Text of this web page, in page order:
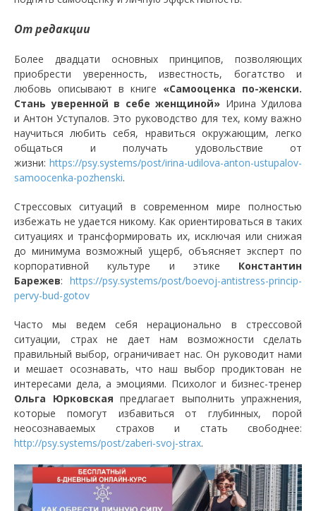
От редакции
Более двадцати основных принципов, позволяющих
приобрести уверенность, известность, богатство и
любовь описывают в книге «Самооценка по-женски.
Стань уверенной в себе женщиной» Ирина Удилова
и Антон Уступалов. Это руководство для тех, кому важно
научиться любить себя, нравиться окружающим, легко
общаться и получать удовольствие от
жизни: https://psy.systems/post/irina-udilova-anton-ustupalov-
samoocenka-pozhenski.
Стрессовых ситуаций в современном мире полностью
избежать не удается никому. Как ориентироваться в таких
ситуациях и трансформировать их, исключая или снижая
до минимума возможный ущерб, объясняет эксперт по
корпоративной культуре и этике Константин
Барежев: https://psy.systems/post/boevoj-antistress-princip-
pervy-bud-gotov
Часто мы ведем себя нерационально в стрессовой
ситуации, страх не дает нам возможности сделать
правильный выбор, ограничивает нас. Он руководит нами
и мешает осознавать, что наш выбор продиктован не
интересами дела, а эмоциями. Психолог и бизнес-тренер
Ольга Юрковская предлагает выполнить упражнения,
которые помогут избавиться от глубинных, порой
неосознаваемых страхов и стать свободнее:
http://psy.systems/post/zaberi-svoj-strax.